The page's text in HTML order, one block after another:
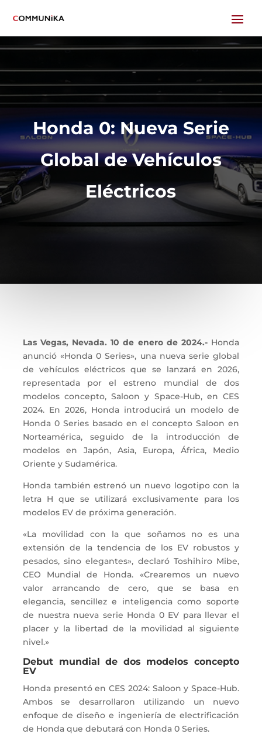
Honda 0: Nueva Serie
Global de Vehículos
Eléctricos
Las Vegas, Nevada. 10 de enero de 2024.-Honda
anunció «Honda 0 Series», una nueva serie global
de vehículos eléctricos que se lanzará en 2026,
representada por el estreno mundial de dos
modelos concepto, Saloon y Space-Hub, en CES
2024. En 2026, Honda introducirá un modelo de
Honda 0 Series basado en el concepto Saloon en
Norteamérica, seguido de la introducción de
modelos en Japón, Asia, Europa, África, Medio
Oriente y Sudamérica.
Honda también estrenó un nuevo logotipo con la
letra H que se utilizará exclusivamente para los
modelos EV de próxima generación.
«La movilidad con la que soñamos no es una
extensión de la tendencia de los EV robustos y
pesados, sino elegantes», declaró Toshihiro Mibe,
CEO Mundial de Honda. «Crearemos un nuevo
valor arrancando de cero, que se basa en
elegancia, sencillez e inteligencia como soporte
de nuestra nueva serie Honda 0 EV para llevar el
placer y la libertad de la movilidad al siguiente
nivel.»
Debut mundial de dos modelos concepto
EV
Honda presentó en CES 2024: Saloon y Space-Hub.
Ambos se desarrollaron utilizando un nuevo
enfoque de diseño e ingeniería de electrificación
de Honda que debutará con Honda 0 Series.